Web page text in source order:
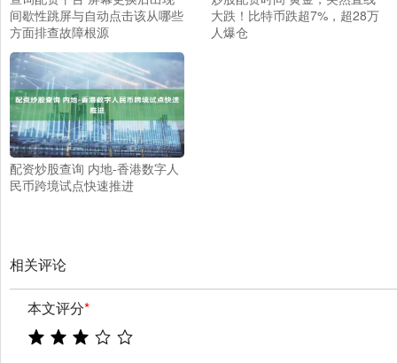
间歇性跳屏与自动点击该从哪些
方面排查故障根源
大跌！比特币跌超7%，超28万
人爆仓
配资炒股查询 内地-香港数字人
民币跨境试点快速推进
相关评论
本文评分*